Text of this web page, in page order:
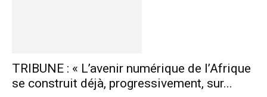
TRIBUNE : « L’avenir numérique de l’Afrique
se construit déjà, progressivement, sur...